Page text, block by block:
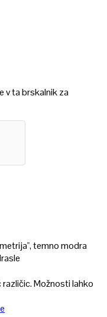
v ta brskalnik za
različic. Možnosti lahko